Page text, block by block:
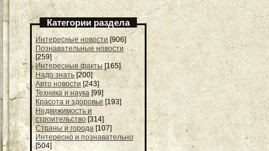
Категории раздела
Интересные новости [906]
Познавательные новости
[259]
Интересные факты [165]
Надо знать [200]
Авто новости [243]
Техника и наука [99]
Красота и здоровье [193]
Недвижимость и
строительство [314]
Страны и города [107]
Интересно и познавательно
[504]